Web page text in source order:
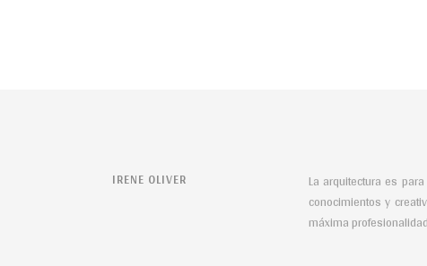
IRENE OLIVER
La arquitectura es
conocimientos y
máxima